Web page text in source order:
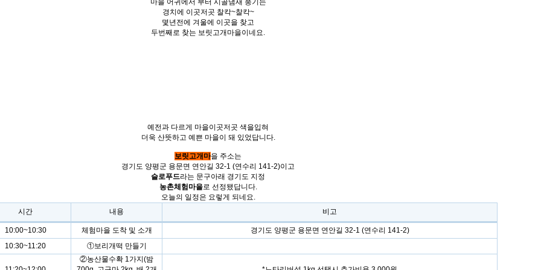
마을 어귀에서 부터 시골냄새 풍기는
경치에 이곳저곳 찰칵~찰칵~
몇년전에 겨울에 이곳을 찾고
두번째로 찾는 보릿고개마을이네요.
예전과 다르게 마을이곳저곳 색을입혀
더욱 산뜻하고 예쁜 마을이 돼 있었답니다.
보릿고개마을 주소는
경기도 양평군 용문면 연안길 32-1 (연수리 141-2)이고
슬로푸드라는 문구아래 경기도 지정
농촌체험마을로 선정됐답니다.
오늘의 일정은 요렇게 되네요.
시간
내용 비고
10:00~10:30 체험마을 도착 및 소개
경기도 양평군 용문면 연안길 32-1 (연수리 141-2)
10:30~11:20
①보리개떡 만들기
②농산물수확 1가지(밤